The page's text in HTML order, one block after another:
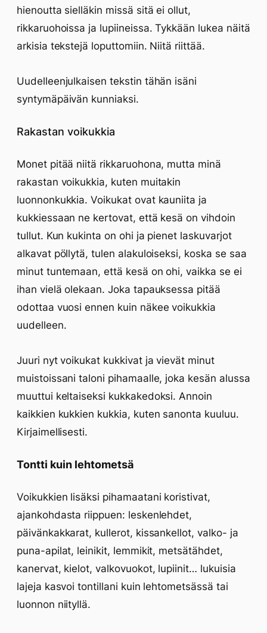
hienoutta sielläkin missä sitä ei ollut,
rikkaruohoissa ja lupiineissa. Tykkään lukea näitä
arkisia tekstejä loputtomiin. Niitä riittää.
Uudelleenjulkaisen tekstin tähän isäni
syntymäpäivän kunniaksi.
Rakastan voikukkia
Monet pitää niitä rikkaruohona, mutta minä
rakastan voikukkia, kuten muitakin
luonnonkukkia. Voikukat ovat kauniita ja
kukkiessaan ne kertovat, että kesä on vihdoin
tullut. Kun kukinta on ohi ja pienet laskuvarjot
alkavat pöllytä, tulen alakuloiseksi, koska se saa
minut tuntemaan, että kesä on ohi, vaikka se ei
ihan vielä olekaan. Joka tapauksessa pitää
odottaa vuosi ennen kuin näkee voikukkia
uudelleen.
Juuri nyt voikukat kukkivat ja vievät minut
muistoissani taloni pihamaalle, joka kesän alussa
muuttui keltaiseksi kukkakedoksi. Annoin
kaikkien kukkien kukkia, kuten sanonta kuuluu.
Kirjaimellisesti.
Tontti kuin lehtometsä
Voikukkien lisäksi pihamaatani koristivat,
ajankohdasta riippuen: leskenlehdet,
päivänkakkarat, kullerot, kissankellot, valko- ja
puna-apilat, leinikit, lemmikit, metsätähdet,
kanervat, kielot, valkovuokot, lupiinit… lukuisia
lajeja kasvoi tontillani kuin lehtometsässä tai
luonnon niityllä.